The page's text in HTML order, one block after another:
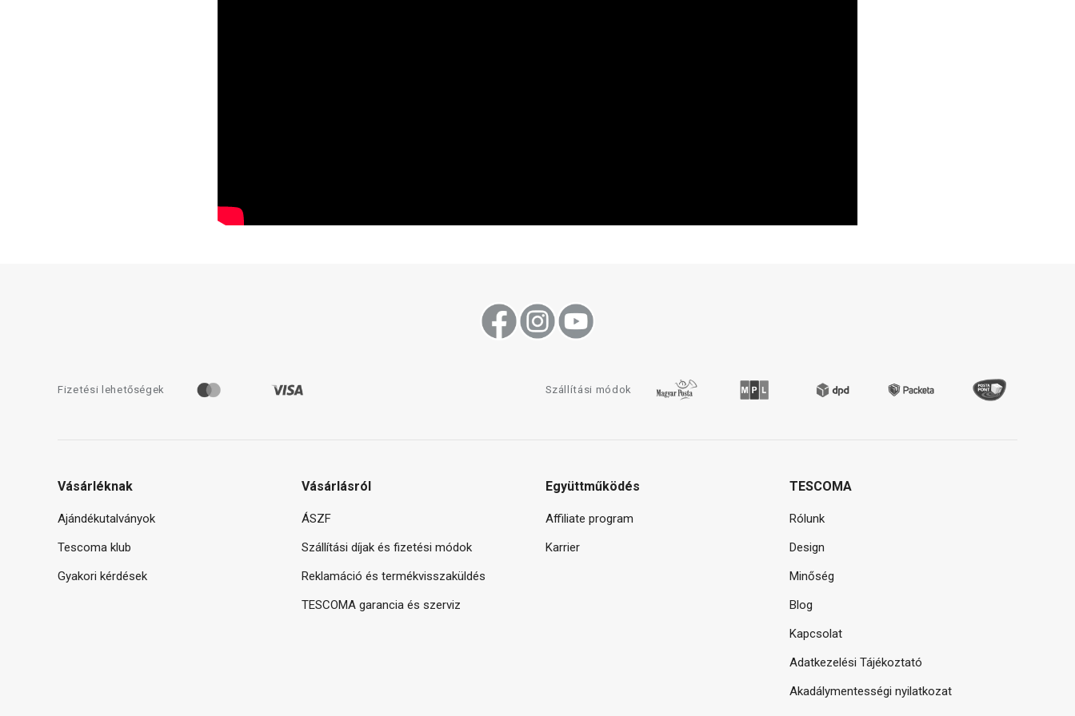
Fizetési lehetőségek Szállítási módok
Vásárléknak
Ajándékutalványok
Tescoma klub
Gyakori kérdések
Vásárlásról
ÁSZF
Szállítási díjak és fizetési módok
Reklamáció és termékvisszaküldés
TESCOMA garancia és szerviz
Együttműködés
Affiliate program
Karrier
TESCOMA
Rólunk
Design
Minőség
Blog
Kapcsolat
Adatkezelési Tájékoztató
Akadálymentességi nyilatkozat